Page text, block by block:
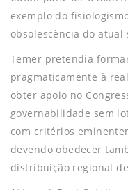
exemplo do
obsolescência do
Temer pretendia
pragmaticamente à
obter apoio no
governabilidade sem
com critérios
devendo obedecer
distribuição regional